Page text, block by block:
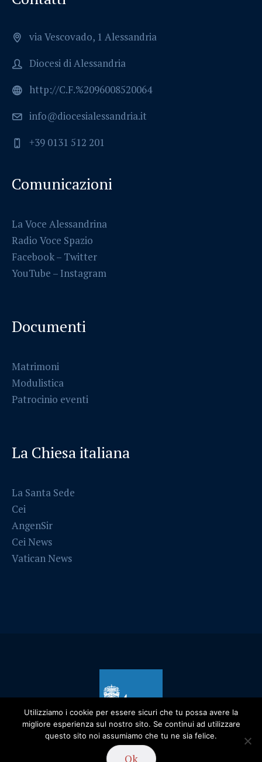
via Vescovado, 1 Alessandria
Diocesi di Alessandria
http://C.F.%2096008520064
info@diocesialessandria.it
+39 0131 512 201
Comunicazioni
La Voce Alessandrina
Radio Voce Spazio
Facebook– Twitter
YouTube – Instagram
Documenti
Matrimoni
Modulistica
Patrocinio eventi
La Chiesa italiana
La Santa Sede
Cei
AngenSir
Cei News
Vatican News
/ Diocesi di Alessandria - 2019
Utilizziamo i cookie per essere sicuri che tu possa avere la
migliore esperienza sul nostro sito. Se continui ad utilizzare
questo sito noi assumiamo che tu ne sia felice.
Ok